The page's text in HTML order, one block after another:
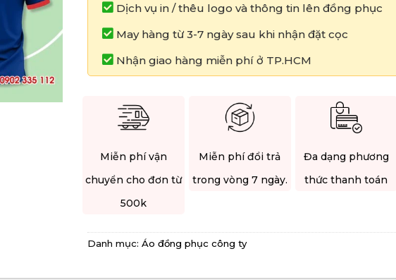
Dịch vụ in / thêu logo và thông tin lên đồng phục
May hàng từ 3-7 ngày sau khi nhận đặt cọc
Nhận giao hàng miễn phí ở TP.HCM
Miễn phí vận
chuyển cho đơn từ
500k
Miễn phí đổi trả
trong vòng 7 ngày.
Đa dạng phương
thức thanh toán
Danh mục: Áo đồng phục công ty